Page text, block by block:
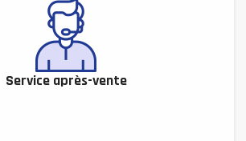
Service après-vente